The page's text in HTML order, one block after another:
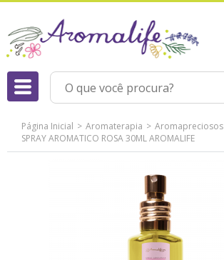
Página Inicial Aromaterapia
Aromapreciosos
SPRAY AROMATICO ROSA 30ML AROMALIFE